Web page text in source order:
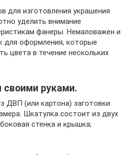
для изготовления украшения
уделить внимание
фанеры. Немаловажен и
для оформления, которые
цвета в течение нескольких
своими руками.
ДВП (или картона) заготовки
Шкатулка состоит из двух
стенка и крышка;